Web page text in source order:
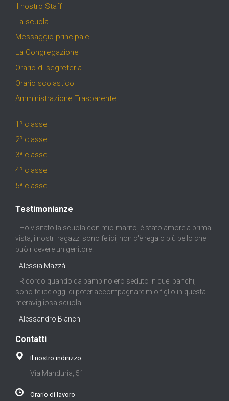
Il nostro Staff
La scuola
Messaggio principale
La Congregazione
Orario di segreteria
Orario scolastico
Amministrazione Trasparente
1ª classe
2ª classe
3ª classe
4ª classe
5ª classe
Testimonianze
" Ho visitato la scuola con mio marito, è stato amore a prima
vista, i nostri ragazzi sono felici, non c'è regalo più bello che
può ricevere un genitore."
- Alessia Mazzà
" Ricordo quando da bambino ero seduto in quei banchi,
sono felice oggi di poter accompagnare mio figlio in questa
meravigliosa scuola."
- Alessandro Bianchi
Contatti
Il nostro indirizzo
Via Manduria, 51
Orario di lavoro